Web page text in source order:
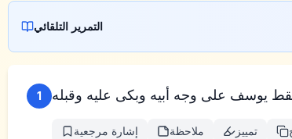
التمرير التلقائي
1
إشارة مرجعية ملاحظة تمييز